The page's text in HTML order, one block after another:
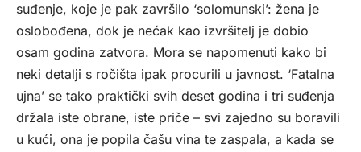
suđenje, koje je pak završilo ‘solomunski’: žena je
oslobođena, dok je nećak kao izvršitelj je dobio
osam godina zatvora. Mora se napomenuti kako bi
neki detalji s ročišta ipak procurili u javnost. ‘Fatalna
ujna’ se tako praktički svih deset godina i tri suđenja
držala iste obrane, iste priče – svi zajedno su boravili
u kući, ona je popila čašu vina te zaspala, a kada se